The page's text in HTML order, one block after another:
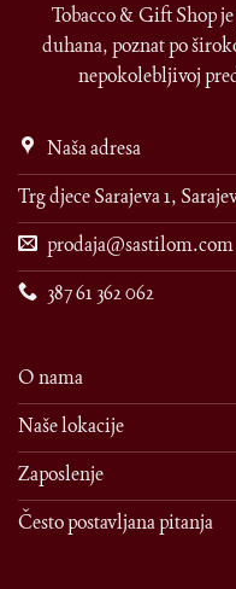
Tobacco & Gift Shop
duhana, poznat po
nepokolebljivoj
Naša adresa
Trg djece Sarajeva 1,
prodaja@sastilom.com
387 61 362 062
O nama
Naše lokacije
Zaposlenje
Često postavljana pitanja